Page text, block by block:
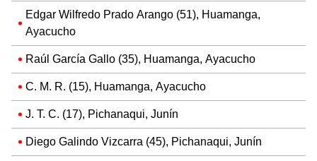
Edgar Wilfredo Prado Arango (51), Huamanga,
Ayacucho
Raúl García Gallo (35), Huamanga, Ayacucho
C. M. R. (15), Huamanga, Ayacucho
J. T. C. (17), Pichanaqui, Junín
Diego Galindo Vizcarra (45), Pichanaqui, Junín